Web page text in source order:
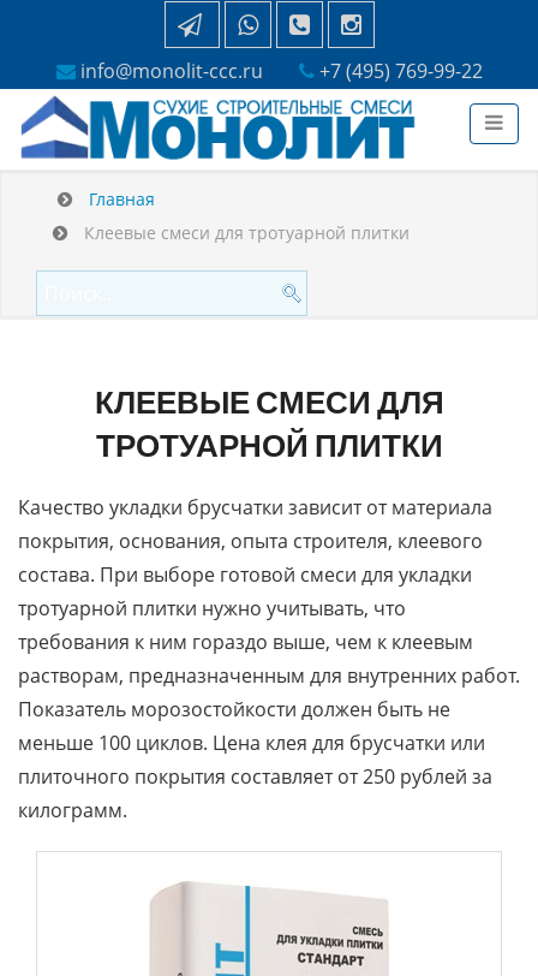
info@monolit-ccc.ru +7 (495) 769-99-22
Главная
Клеевые смеси для тротуарной плитки
КЛЕЕВЫЕ СМЕСИ ДЛЯ
ТРОТУАРНОЙ ПЛИТКИ
Качество укладки брусчатки зависит от материала
покрытия, основания, опыта строителя, клеевого
состава. При выборе готовой смеси для укладки
тротуарной плитки нужно учитывать, что
требования к ним гораздо выше, чем к клеевым
растворам, предназначенным для внутренних работ.
Показатель морозостойкости должен быть не
меньше 100 циклов. Цена клея для брусчатки или
плиточного покрытия составляет от 250 рублей за
килограмм.